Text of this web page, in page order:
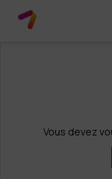
Vous devez